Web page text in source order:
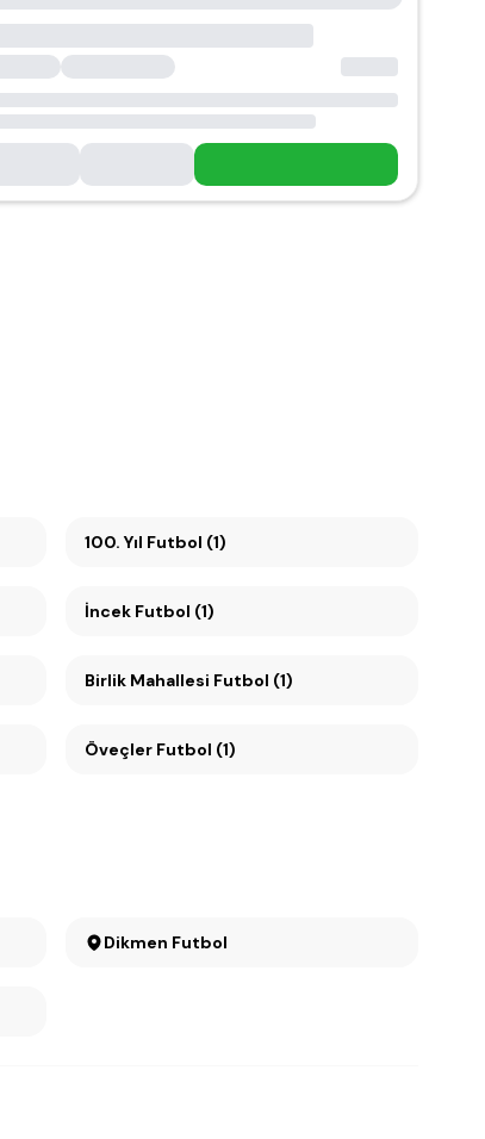
100. Yıl Futbol (1)
İncek Futbol (1)
Birlik Mahallesi Futbol (1)
Öveçler Futbol (1)
Dikmen Futbol